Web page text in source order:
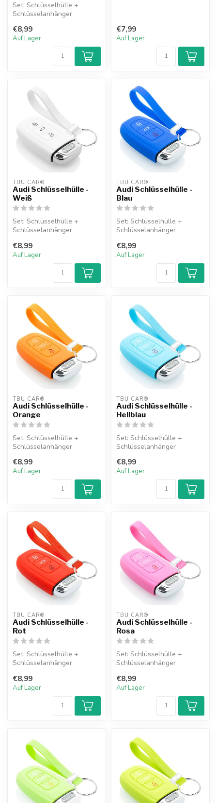
Set: Schlüsselhülle +
Schlüsselanhänger
€8,99
Auf Lager
€7,99
Auf Lager
TBU CAR®
Audi Schlüsselhülle -
Weiß
Set: Schlüsselhülle +
Schlüsselanhänger
€8,99
Auf Lager
TBU CAR®
Audi Schlüsselhülle -
Blau
Set: Schlüsselhülle +
Schlüsselanhänger
€8,99
Auf Lager
TBU CAR®
Audi Schlüsselhülle -
Orange
Set: Schlüsselhülle +
Schlüsselanhänger
€8,99
Auf Lager
TBU CAR®
Audi Schlüsselhülle -
Hellblau
Set: Schlüsselhülle +
Schlüsselanhänger
€8,99
Auf Lager
TBU CAR®
Audi Schlüsselhülle -
Rot
Set: Schlüsselhülle +
Schlüsselanhänger
€8,99
Auf Lager
TBU CAR®
Audi Schlüsselhülle -
Rosa
Set: Schlüsselhülle +
Schlüsselanhänger
€8,99
Auf Lager